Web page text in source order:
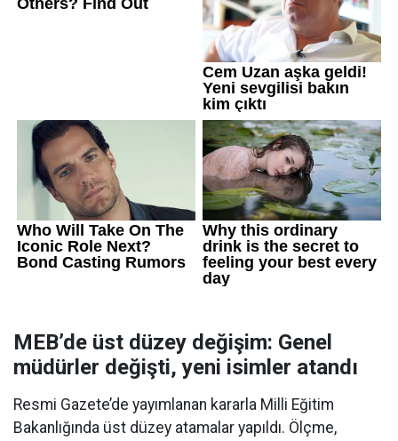
MEB’de üst düzey değişim: Genel
müdürler değişti, yeni isimler atandı
Resmi Gazete’de yayımlanan kararla Milli Eğitim
Bakanlığında üst düzey atamalar yapıldı. Ölçme,